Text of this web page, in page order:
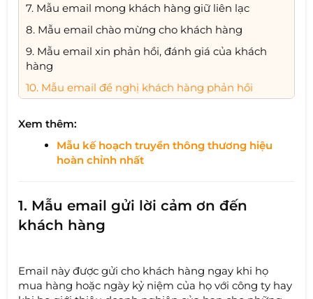
7. Mẫu email mong khách hàng giữ liên lạc
8. Mẫu email chào mừng cho khách hàng
9. Mẫu email xin phản hồi, đánh giá của khách
hàng
10. Mẫu email đề nghị khách hàng phản hồi
Xem thêm:
Mẫu kế hoạch truyền thông thương hiệu
hoàn chỉnh nhất
1. Mẫu email gửi lời cảm ơn đến
khách hàng
Email này được gửi cho khách hàng ngay khi họ
mua hàng hoặc ngày kỷ niệm của họ với công ty hay